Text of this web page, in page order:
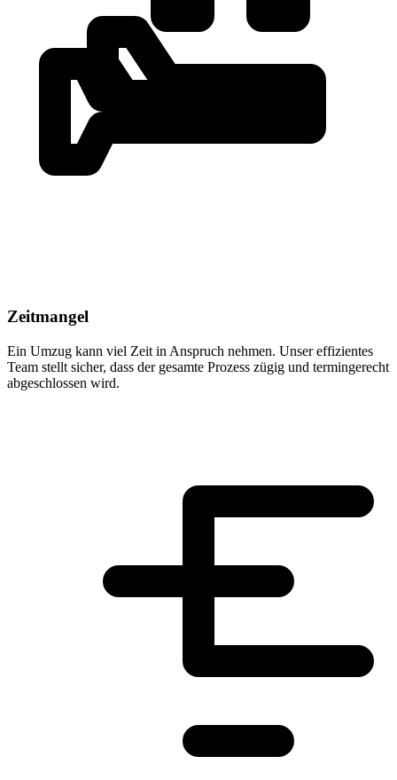
Zeitmangel
Ein Umzug kann viel Zeit in Anspruch nehmen. Unser effizientes
Team stellt sicher, dass der gesamte Prozess zügig und termingerecht
abgeschlossen wird.